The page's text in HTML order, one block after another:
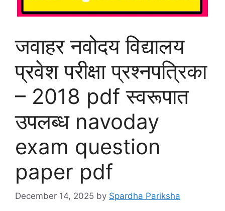
जवाहर नवोदय विद्यालय
प्रवेश परीक्षा प्रश्नपत्रिका
– 2018 pdf स्वरूपात
उपलब्ध navoday
exam question
paper pdf
December 14, 2025 by Spardha Pariksha